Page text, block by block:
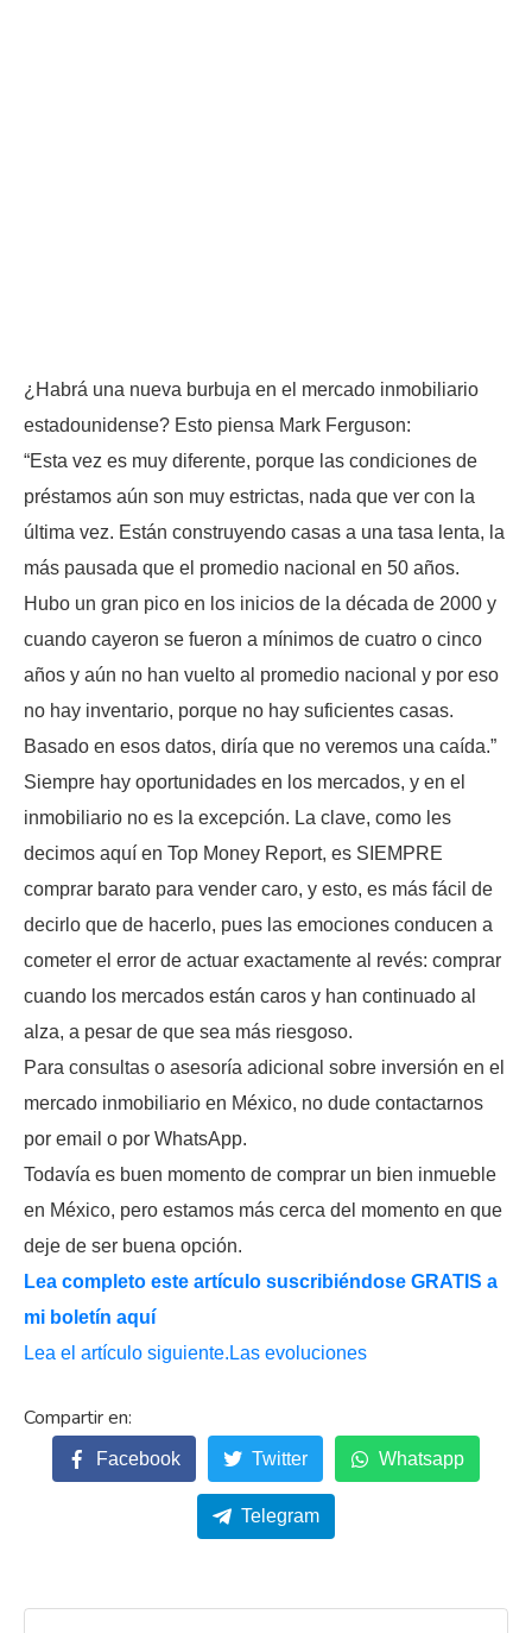
¿Habrá una nueva burbuja en el mercado inmobiliario
estadounidense? Esto piensa Mark Ferguson:
“Esta vez es muy diferente, porque las condiciones de
préstamos aún son muy estrictas, nada que ver con la
última vez. Están construyendo casas a una tasa lenta, la
más pausada que el promedio nacional en 50 años.
Hubo un gran pico en los inicios de la década de 2000 y
cuando cayeron se fueron a mínimos de cuatro o cinco
años y aún no han vuelto al promedio nacional y por eso
no hay inventario, porque no hay suficientes casas.
Basado en esos datos, diría que no veremos una caída.”
Siempre hay oportunidades en los mercados, y en el
inmobiliario no es la excepción. La clave, como les
decimos aquí en Top Money Report, es SIEMPRE
comprar barato para vender caro, y esto, es más fácil de
decirlo que de hacerlo, pues las emociones conducen a
cometer el error de actuar exactamente al revés: comprar
cuando los mercados están caros y han continuado al
alza, a pesar de que sea más riesgoso.
Para consultas o asesoría adicional sobre inversión en el
mercado inmobiliario en México, no dude contactarnos
por email o por WhatsApp.
Todavía es buen momento de comprar un bien inmueble
en México, pero estamos más cerca del momento en que
deje de ser buena opción.
Lea completo este artículo suscribiéndose GRATIS a
mi boletín aquí
Lea el artículo siguiente.Las evoluciones
Facebook Twitter Whatsapp
Telegram